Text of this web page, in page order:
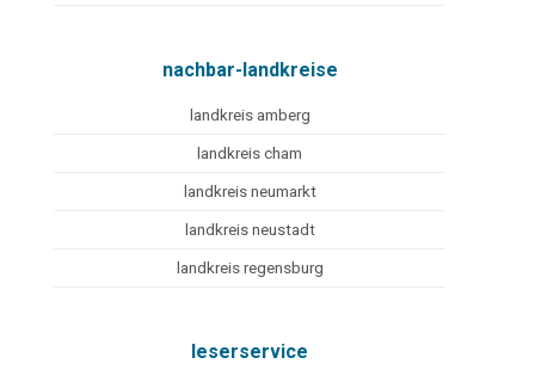
nachbar-landkreise
landkreis amberg
landkreis cham
landkreis neumarkt
landkreis neustadt
landkreis regensburg
leserservice